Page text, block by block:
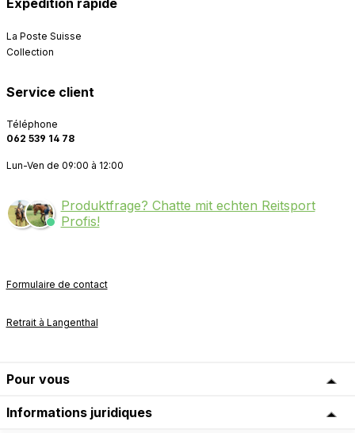
Expédition rapide
La Poste Suisse
Collection
Service client
Téléphone
062 539 14 78
Lun-Ven de 09:00 à 12:00
Produktfrage? Chatte mit echten Reitsport
Profis!
Formulaire de contact
Retrait à Langenthal
Pour vous
Informations juridiques